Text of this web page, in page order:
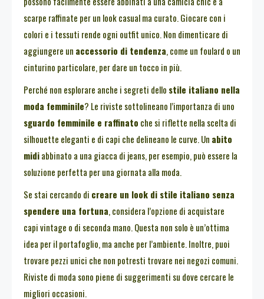
scarpe raffinate per un look casual ma curato. Giocare con i
colori e i tessuti rende ogni outfit unico. Non dimenticare di
aggiungere un accessorio di tendenza, come un foulard o un
cinturino particolare, per dare un tocco in più.
Perché non esplorare anche i segreti dello stile italiano nella
moda femminile? Le riviste sottolineano l’importanza di uno
sguardo femminile e raffinato che si riflette nella scelta di
silhouette eleganti e di capi che delineano le curve. Un abito
midiabbinato a una giacca di jeans, per esempio, può essere la
soluzione perfetta per una giornata alla moda.
Se stai cercando di creare un look di stile italiano senza
spendere una fortuna, considera l’opzione di acquistare
capi vintage o di seconda mano. Questa non solo è un’ottima
idea per il portafoglio, ma anche per l’ambiente. Inoltre, puoi
trovare pezzi unici che non potresti trovare nei negozi comuni.
Riviste di moda sono piene di suggerimenti su dove cercare le
migliori occasioni.